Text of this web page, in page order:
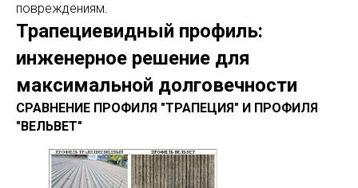
повреждениям.
Трапециевидный профиль:
инженерное решение для
максимальной долговечности
СРАВНЕНИЕ ПРОФИЛЯ "ТРАПЕЦИЯ" И ПРОФИЛЯ
"ВЕЛЬВЕТ"